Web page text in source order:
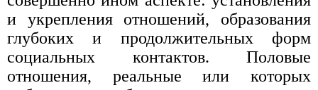
и укрепления отношений, образования
глубоких и продолжительных форм
социальных контактов. Половые
отношения, реальные или которых